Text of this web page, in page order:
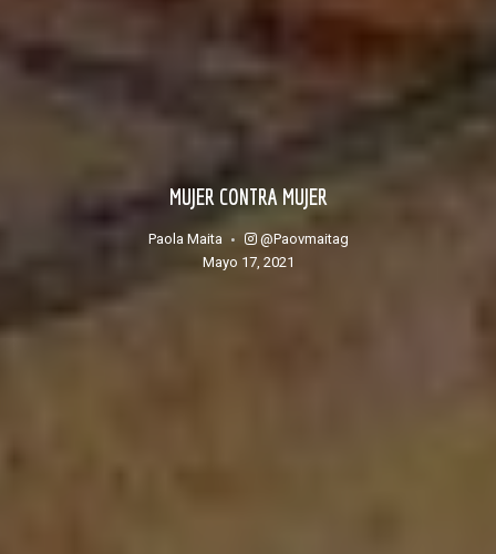
MUJER CONTRA MUJER
Paola Maita
@paovmaitag
mayo 17, 2021